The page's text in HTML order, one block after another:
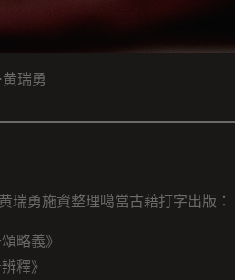
瑞勇
瑞勇施資整理噶當古藉打字出版：
略義》
釋》